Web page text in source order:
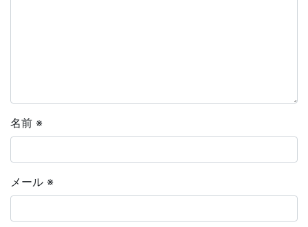
名前 ※
メール ※